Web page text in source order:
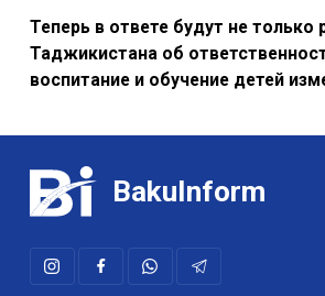
Теперь в ответе будут не только
Таджикистана об
воспитание и обучение детей
BakuInform